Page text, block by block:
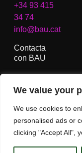
We value your
We use cookies to
personalised ads or
clicking "Accept All",
+34 93 415
34 74
info@bau.cat
Contacta
con BAU
BAU, Centro
Copyright © Todos
Aviso Legal